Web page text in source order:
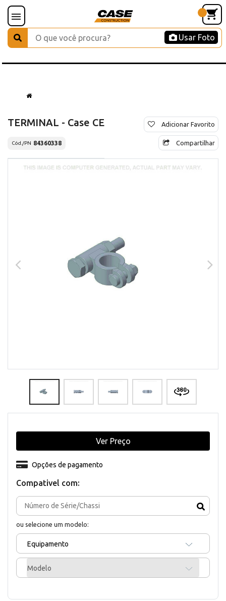
Usar Foto
TERMINAL - Case CE
Cód./PN 84360338
Adicionar Favorito
Compartilhar
Compativel com:
ou selecione um modelo:
Equipamento
Modelo
Opções de pagamento
Ver Preço